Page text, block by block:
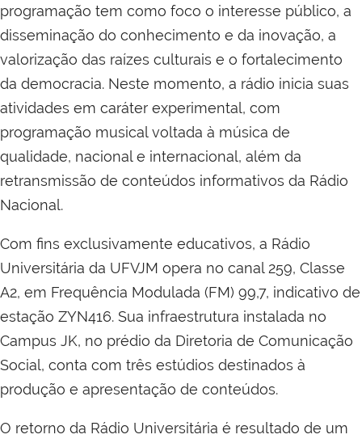
programação tem como foco o interesse público, a
disseminação do conhecimento e da inovação, a
valorização das raízes culturais e o fortalecimento
da democracia. Neste momento, a rádio inicia suas
atividades em caráter experimental, com
programação musical voltada à música de
qualidade, nacional e internacional, além da
retransmissão de conteúdos informativos da Rádio
Nacional.
Com fins exclusivamente educativos, a Rádio
Universitária da UFVJM opera no canal 259, Classe
A2, em Frequência Modulada (FM) 99,7, indicativo de
estação ZYN416. Sua infraestrutura instalada no
Campus JK, no prédio da Diretoria de Comunicação
Social, conta com três estúdios destinados à
produção e apresentação de conteúdos.
O retorno da Rádio Universitária é resultado de um